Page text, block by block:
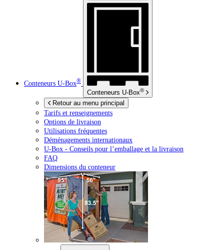
Conteneurs U-Box®
Conteneurs U-Box®
Retour au menu principal
Tarifs et renseignements
Options de livraison
Utilisations fréquentes
Déménagements internationaux
U-Box - Conseils pour l’emballage et la livraison
FAQ
Dimensions du conteneur